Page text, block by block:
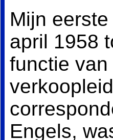
Mijn
april 1958
functie
Engels,